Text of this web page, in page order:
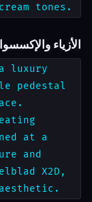
tones.
الأزياء
luxury
pedestal
at a
and
X2D,